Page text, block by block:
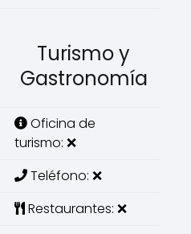
Turismo y
Gastronomía
Oficina de
turismo: ❌
Teléfono: ❌
Restaurantes: ❌